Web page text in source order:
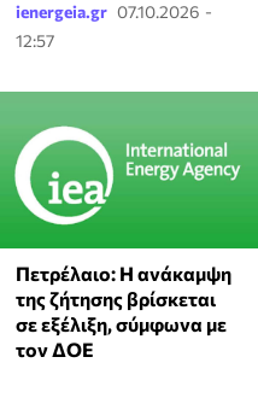
ienergeia.gr 07.10.2026 -
12:57
Πετρέλαιο: Η ανάκαμψη
της ζήτησης βρίσκεται
σε εξέλιξη, σύμφωνα με
τον ΔΟΕ